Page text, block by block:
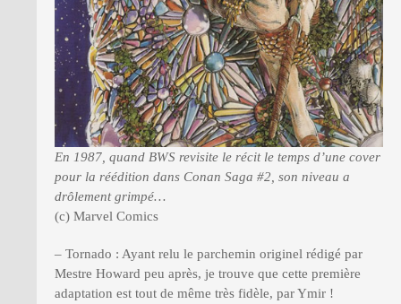
En 1987, quand BWS revisite le récit le temps d’une cover
pour la réédition dans Conan Saga #2, son niveau a
drôlement grimpé…
(c) Marvel Comics
– Tornado : Ayant relu le parchemin originel rédigé par
Mestre Howard peu après, je trouve que cette première
adaptation est tout de même très fidèle, par Ymir !